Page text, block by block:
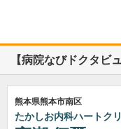
【病院なびドクタビ
熊本県熊本市南区
たかしお内科ハートク